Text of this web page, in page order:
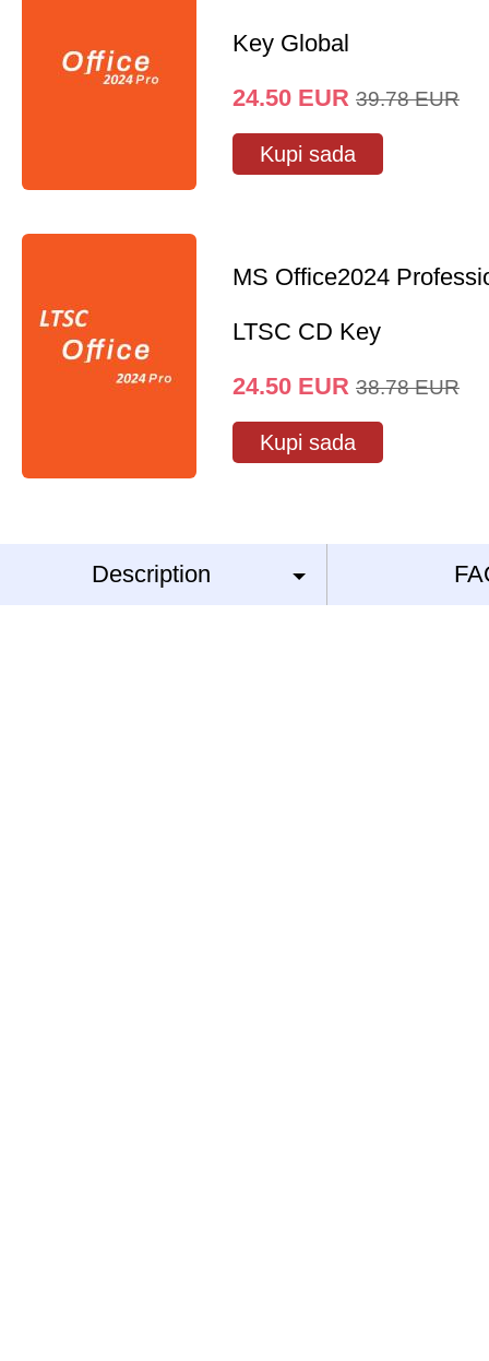
Key Global
24.50 EUR 39.78 EUR
Kupi sada
MS Office2024
LTSC CD Key
24.50 EUR 38.78 EUR
Kupi sada
Description